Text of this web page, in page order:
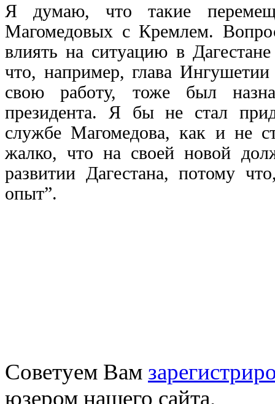
Я думаю, что такие
Магомедовых с Кремлем.
влиять на ситуацию в
что, например, глава
свою работу, тоже был
президента. Я бы не стал
службе Магомедова, как и не
жалко, что на своей новой
развитии Дагестана, потому
опыт”.
Советуем Вам
юзером нашего сайта.